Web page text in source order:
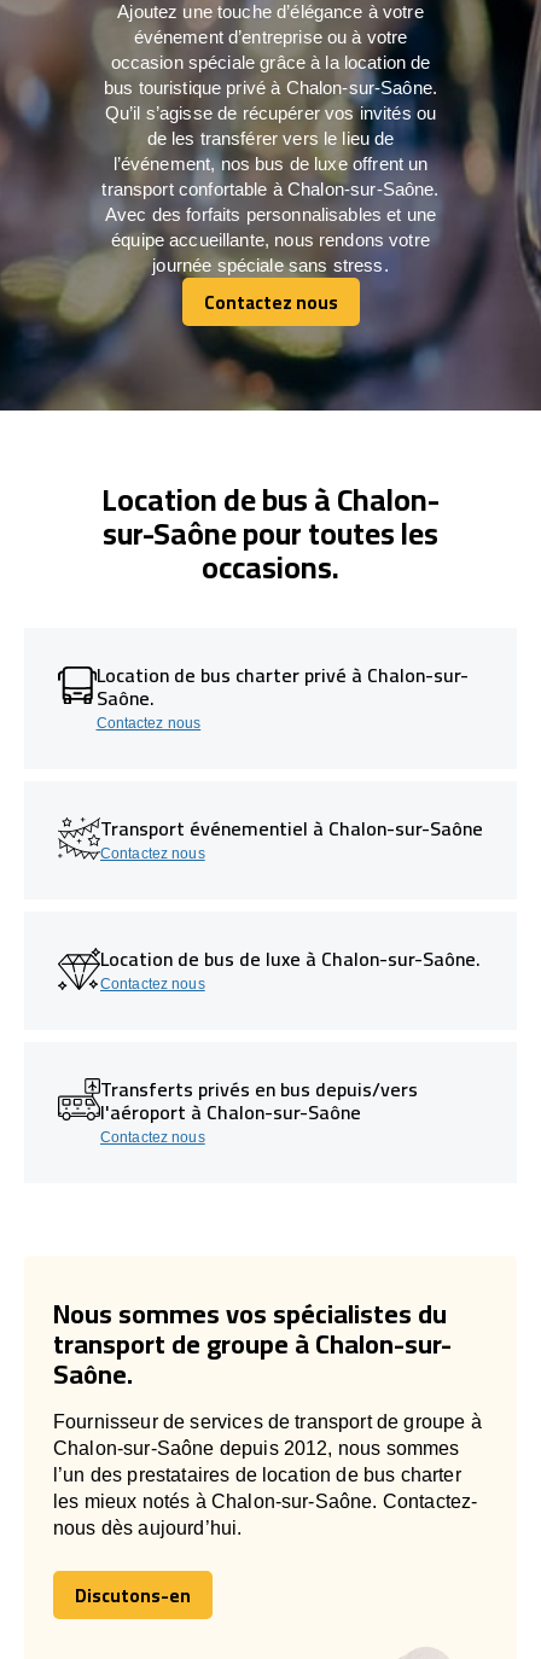
Ajoutez une touche d’élégance à votre
événement d’entreprise ou à votre
occasion spéciale grâce à la location de
bus touristique privé à Chalon-sur-Saône.
Qu’il s’agisse de récupérer vos invités ou
de les transférer vers le lieu de
l’événement, nos bus de luxe offrent un
transport confortable à Chalon-sur-Saône.
Avec des forfaits personnalisables et une
équipe accueillante, nous rendons votre
journée spéciale sans stress.
Contactez nous
Contactez nous
Location de bus à Chalon-
sur-Saône pour toutes les
occasions.
Location de bus charter privé à Chalon-sur-
Saône.
Contactez nous
Transport événementiel à Chalon-sur-Saône
Contactez nous
Location de bus de luxe à Chalon-sur-Saône.
Contactez nous
Transferts privés en bus depuis/vers
l'aéroport à Chalon-sur-Saône
Contactez nous
Nous sommes vos spécialistes du
transport de groupe à Chalon-sur-
Saône.
Fournisseur de services de transport de groupe à
Chalon-sur-Saône depuis 2012, nous sommes
l’un des prestataires de location de bus charter
les mieux notés à Chalon-sur-Saône. Contactez-
nous dès aujourd’hui.
Discutons-en
Discutons-en